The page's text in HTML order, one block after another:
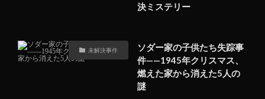
決ミステリー
未解決事件
ソダー家の子供たち失踪事
件——1945年クリスマス、
燃えた家から消えた5人の
謎